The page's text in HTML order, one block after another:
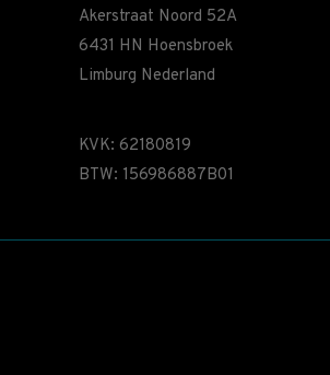
Akerstraat Noord 52A
6431 HN Hoensbroek
Limburg Nederland
KVK: 62180819
BTW: 156986887B01